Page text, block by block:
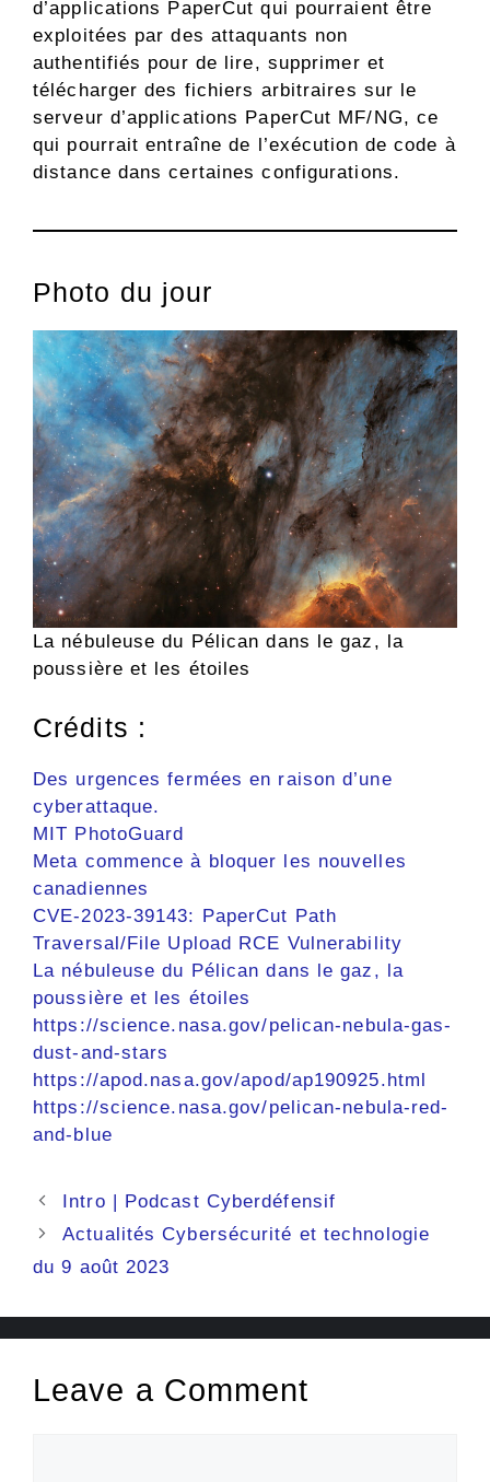
d’applications PaperCut qui pourraient être
exploitées par des attaquants non
authentifiés pour de lire, supprimer et
télécharger des fichiers arbitraires sur le
serveur d’applications PaperCut MF/NG, ce
qui pourrait entraîne de l’exécution de code à
distance dans certaines configurations.
Photo du jour
La nébuleuse du Pélican dans le gaz, la
poussière et les étoiles
Crédits :
Des urgences fermées en raison d’une
cyberattaque.
MIT PhotoGuard
Meta commence à bloquer les nouvelles
canadiennes
CVE-2023-39143: PaperCut Path
Traversal/File Upload RCE Vulnerability
La nébuleuse du Pélican dans le gaz, la
poussière et les étoiles
https://science.nasa.gov/pelican-nebula-gas-
dust-and-stars
https://apod.nasa.gov/apod/ap190925.html
https://science.nasa.gov/pelican-nebula-red-
and-blue
Intro | Podcast Cyberdéfensif
Actualités Cybersécurité et technologie
du 9 août 2023
Leave a Comment